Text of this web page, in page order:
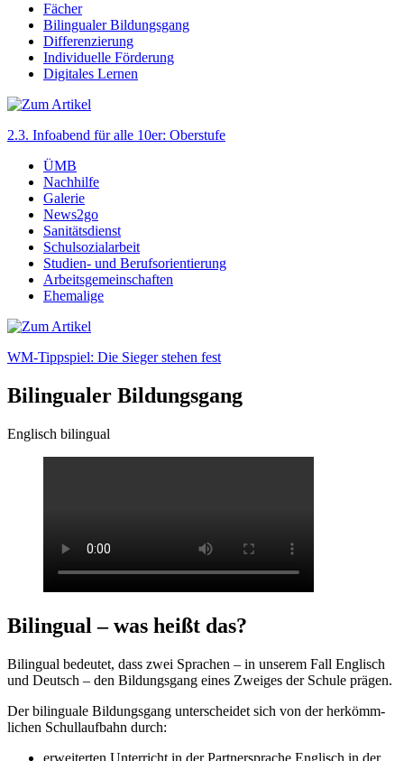
Fächer
Bilingualer Bildungsgang
Differenzierung
Individuelle Förderung
Digitales Lernen
2.3. Infoabend für alle 10er: Oberstufe
ÜMB
Nachhilfe
Galerie
News2go
Sanitätsdienst
Schulsozialarbeit
Studien- und Berufsorientierung
Arbeitsgemeinschaften
Ehemalige
WM-Tippspiel: Die Sieger stehen fest
Bilingualer Bildungsgang
Englisch bilingual
Bilingual – was heißt das?
Bilingual bedeutet, dass zwei Sprachen – in unserem Fall Englisch
und Deutsch – den Bildungsgang eines Zweiges der Schule prägen.
Der bilinguale Bildungsgang unterscheidet sich von der her­kömm­
lichen Schullaufbahn durch:
erweiterten Unterricht in der Partner­sprache Englisch in der